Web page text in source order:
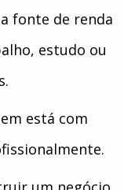
fonte de renda
estudo ou
está com